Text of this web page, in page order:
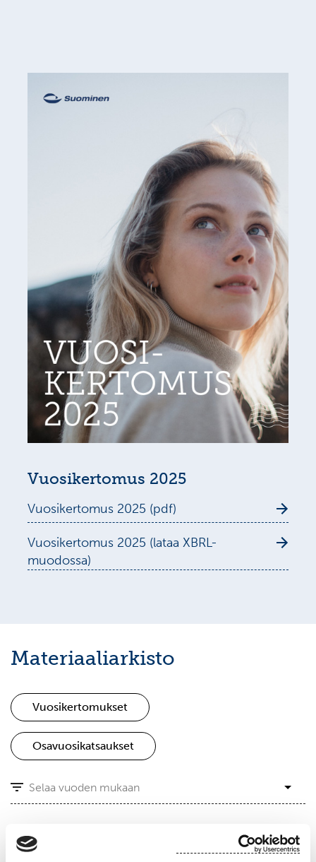
Vuosikertomus 2025
Vuosikertomus 2025 (pdf)
Vuosikertomus 2025 (lataa XBRL-
muodossa)
Materiaaliarkisto
Vuosikertomukset
Osavuosikatsaukset
Selaa vuoden mukaan